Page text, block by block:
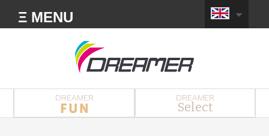
Ξ MENU
DREAMER DREAMER
Select